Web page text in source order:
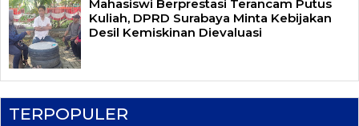
Mahasiswi Berprestasi Terancam Putus
Kuliah, DPRD Surabaya Minta Kebijakan
Desil Kemiskinan Dievaluasi
TERPOPULER